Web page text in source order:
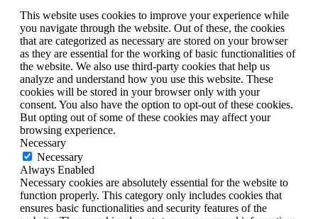
This website uses cookies to improve your experience while
you navigate through the website. Out of these, the cookies
that are categorized as necessary are stored on your browser
as they are essential for the working of basic functionalities of
the website. We also use third-party cookies that help us
analyze and understand how you use this website. These
cookies will be stored in your browser only with your
consent. You also have the option to opt-out of these cookies.
But opting out of some of these cookies may affect your
browsing experience.
Necessary
Necessary
Always Enabled
Necessary cookies are absolutely essential for the website to
function properly. This category only includes cookies that
ensures basic functionalities and security features of the